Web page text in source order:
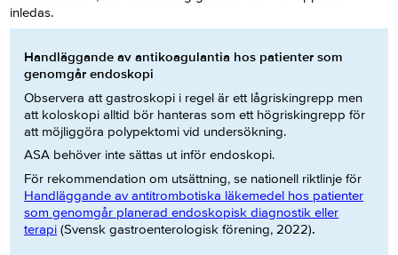
inledas.
Handläggande av antikoagulantia hos patienter som
genomgår endoskopi
Observera att gastroskopi i regel är ett lågriskingrepp men
att koloskopi alltid bör hanteras som ett högriskingrepp för
att möjliggöra polypektomi vid undersökning.
ASA behöver inte sättas ut inför endoskopi.
För rekommendation om utsättning, se nationell riktlinje för
Handläggande av antitrombotiska läkemedel hos patienter
som genomgår planerad endoskopisk diagnostik eller
terapi (Svensk gastroenterologisk förening, 2022).